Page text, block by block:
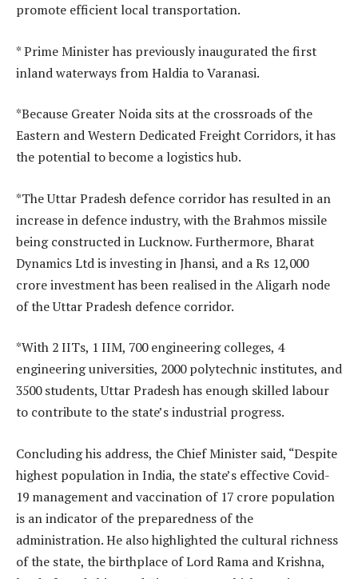
promote efficient local transportation.
* Prime Minister has previously inaugurated the first
inland waterways from Haldia to Varanasi.
*Because Greater Noida sits at the crossroads of the
Eastern and Western Dedicated Freight Corridors, it has
the potential to become a logistics hub.
*The Uttar Pradesh defence corridor has resulted in an
increase in defence industry, with the Brahmos missile
being constructed in Lucknow. Furthermore, Bharat
Dynamics Ltd is investing in Jhansi, and a Rs 12,000
crore investment has been realised in the Aligarh node
of the Uttar Pradesh defence corridor.
*With 2 IITs, 1 IIM, 700 engineering colleges, 4
engineering universities, 2000 polytechnic institutes, and
3500 students, Uttar Pradesh has enough skilled labour
to contribute to the state’s industrial progress.
Concluding his address, the Chief Minister said, “Despite
highest population in India, the state’s effective Covid-
19 management and vaccination of 17 crore population
is an indicator of the preparedness of the
administration. He also highlighted the cultural richness
of the state, the birthplace of Lord Rama and Krishna,